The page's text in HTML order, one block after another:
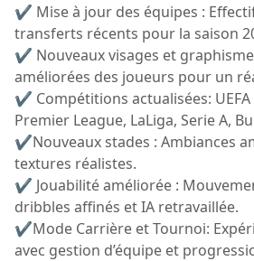
✔ Mise à jour des équipes :
transferts récents pour la saison
✔ Nouveaux visages et
améliorées des joueurs pour un
✔ Compétitions actualisées: UEFA
Premier League, LaLiga, Serie A,
✔Nouveaux stades : Ambiances
textures réalistes.
✔ Jouabilité améliorée :
dribbles affinés et IA retravaillée.
✔Mode Carrière et Tournoi:
avec gestion d’équipe et